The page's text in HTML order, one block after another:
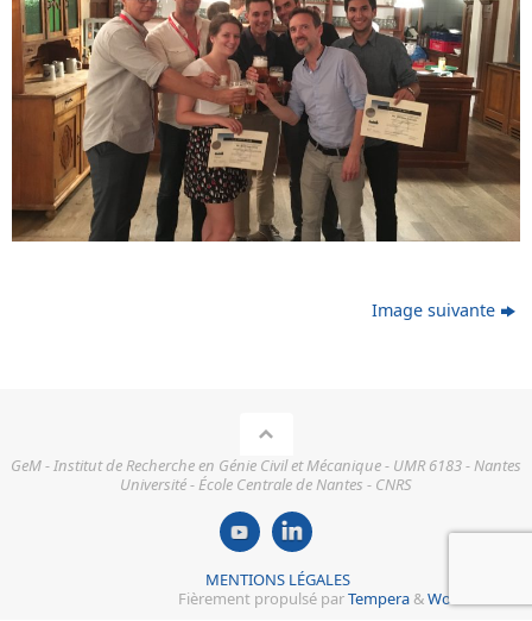
Image suivante
GeM - Institut de Recherche en Génie Civil et Mécanique - UMR 6183 - Nantes
Université - École Centrale de Nantes - CNRS
MENTIONS LÉGALES
Fièrement propulsé parTempera &WordPress.